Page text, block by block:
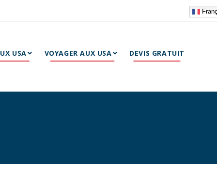
USA VOYAGER AUX USA DEVIS GRATUIT